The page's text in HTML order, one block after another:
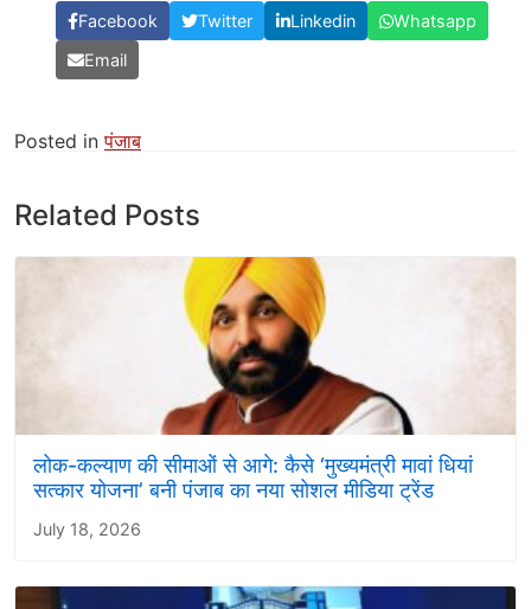
Facebook Twitter Linkedin
Whatsapp
Email
Posted inपंजाब
Related Posts
लोक-कल्याण की सीमाओं से आगे: कैसे ‘मुख्यमंत्री मावां धियां
सत्कार योजना’ बनी पंजाब का नया सोशल मीडिया ट्रेंड
July 18, 2026